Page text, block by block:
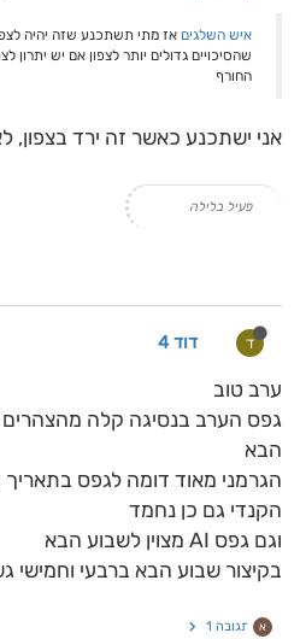
איש השלגים אז מתי תשתכנע שזה יהיה
שהסיכויים גדולים יותר לצפון אם יש יתרון
החורף
אני ישתכנע כאשר זה ירד בצפון,
פעיל בלילה
ד דוד 4
ערב טוב
גפס הערב בנסיגה קלה מהצהרים
הבא
הגרמני מאוד דומה לגפס בתאריך
הקנדי גם כן נחמד
וגם גפס AI מצוין לשבוע הבא
בקיצור שבוע הבא ברבעי וחמישי
א תגובה 1